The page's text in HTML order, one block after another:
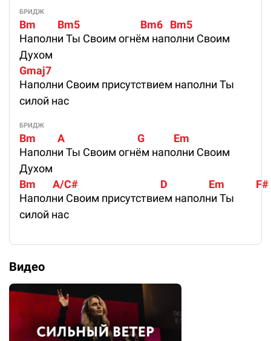
БРИДЖ
Bm         Bm5                         Bm6   Bm5
Наполни Ты Своим огнём наполни Своим
Духом
Gmaj7
Наполни Своим присутствием наполни Ты
силой нас
БРИДЖ
Bm         A                              G            Em
Наполни Ты Своим огнём наполни Своим
Духом
Bm       A/C#                                  D                 Em             F#
Наполни Своим присутствием наполни Ты
силой нас
Видео